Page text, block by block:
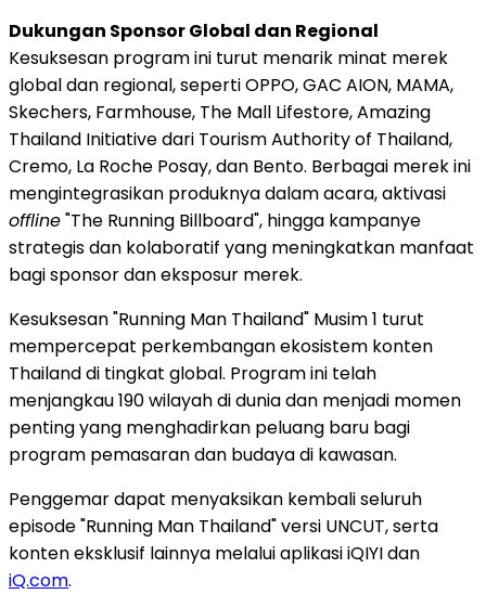
Dukungan Sponsor Global dan Regional
Kesuksesan program ini turut menarik minat merek
global dan regional, seperti OPPO, GAC AION, MAMA,
Skechers, Farmhouse, The Mall Lifestore, Amazing
Thailand Initiative dari Tourism Authority of Thailand,
Cremo, La Roche Posay, dan Bento. Berbagai merek ini
mengintegrasikan produknya dalam acara, aktivasi
offline"The Running Billboard", hingga kampanye
strategis dan kolaboratif yang meningkatkan manfaat
bagi sponsor dan eksposur merek.
Kesuksesan "Running Man Thailand" Musim 1 turut
mempercepat perkembangan ekosistem konten
Thailand di tingkat global. Program ini telah
menjangkau 190 wilayah di dunia dan menjadi momen
penting yang menghadirkan peluang baru bagi
program pemasaran dan budaya di kawasan.
Penggemar dapat menyaksikan kembali seluruh
episode "Running Man Thailand" versi UNCUT, serta
konten eksklusif lainnya melalui aplikasi iQIYI dan
iQ.com.